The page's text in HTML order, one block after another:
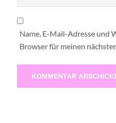
Name, E-Mail-Adresse und
Browser für meinen